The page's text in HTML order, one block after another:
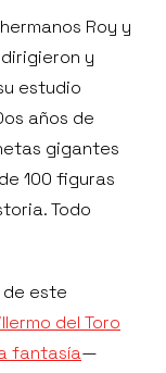
Roy y
y
estudio
años de
gigantes
100 figuras
Todo
este
del Toro
fantasía—